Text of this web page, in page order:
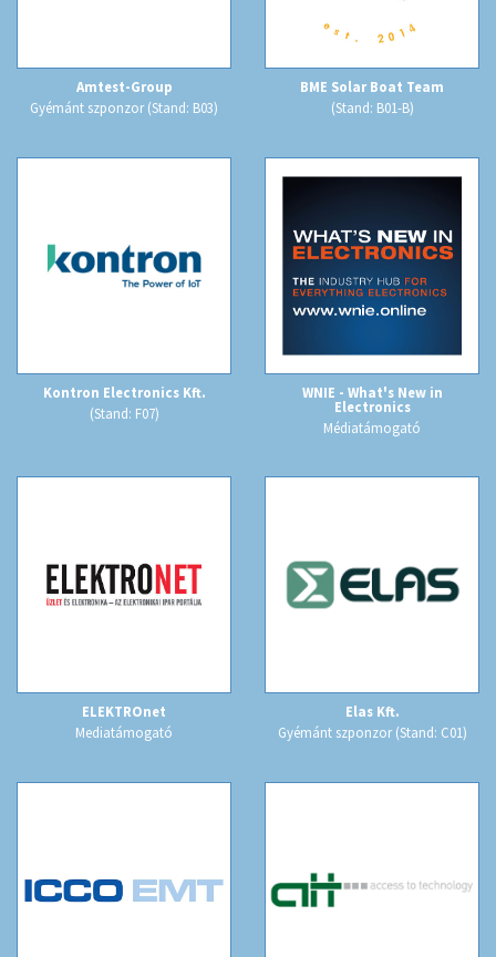
Amtest-Group
Gyémánt szponzor (Stand: B03)
BME Solar Boat Team
(Stand: B01-B)
Kontron Electronics Kft.
(Stand: F07)
WNIE - What's New in
Electronics
Médiatámogató
ELEKTROnet
Mediatámogató
Elas Kft.
Gyémánt szponzor (Stand: C01)